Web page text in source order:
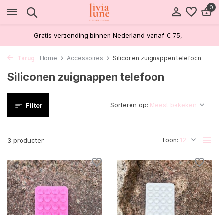
0
Gratis verzending binnen Nederland vanaf € 75,-
Terug Home Accessoires Siliconen zuignappen telefoon
Siliconen zuignappen telefoon
Filter
3 producten Toon:
Sorteren op: